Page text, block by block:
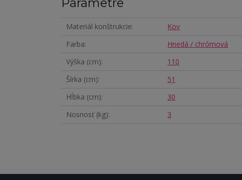
Parametre
Materiál konštrukcie
Kov
Farba
Hnedá / chrómová
Výška (cm)
110
Šírka (cm)
51
Hĺbka (cm)
30
Nosnosť (kg)
3